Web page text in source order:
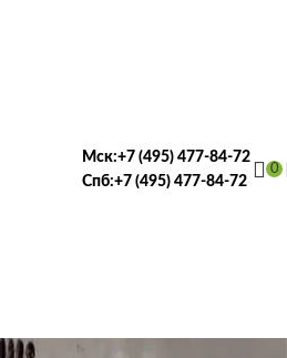
Мск:+7 (495) 477-84-72
Спб:+7 (495) 477-84-72
0